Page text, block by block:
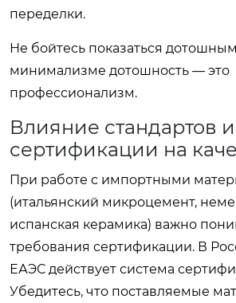
переделки.
Не бойтесь показаться
минимализме дотошность — это
профессионализм.
Влияние стандартов и
сертификации на
При работе с импортными
(итальянский микроцемент,
испанская керамика) важно
требования сертификации. В
ЕАЭС действует система
Убедитесь, что поставляемые